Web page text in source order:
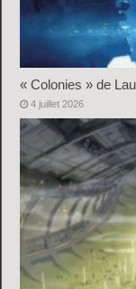
« Colonies » de
4 juillet 2026